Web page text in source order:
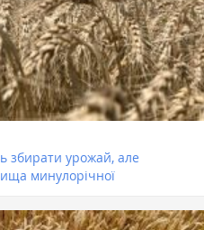
збирати урожай, але
минулорічної